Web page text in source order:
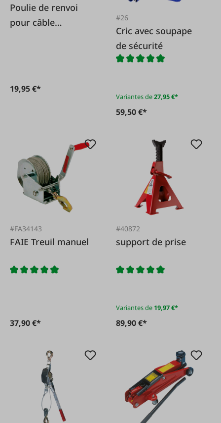
Poulie de renvoi
pour câble
19,95 €*
#26
Cric avec soupape
de sécurité
Variantes de27,95 €*
59,50 €*
#FA34143
FAIE Treuil manuel
37,90 €*
#40872
support de prise
Variantes de 19,97 €*
89,90 €*